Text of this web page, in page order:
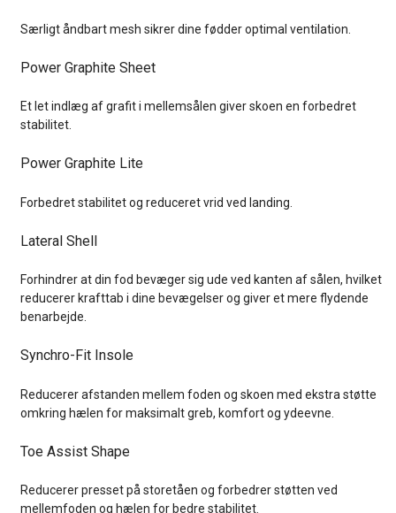
Særligt åndbart mesh sikrer dine fødder optimal ventilation.
Power Graphite Sheet
Et let indlæg af grafit i mellemsålen giver skoen en forbedret
stabilitet.
Power Graphite Lite
Forbedret stabilitet og reduceret vrid ved landing.
Lateral Shell
Forhindrer at din fod bevæger sig ude ved kanten af sålen, hvilket
reducerer krafttab i dine bevægelser og giver et mere flydende
benarbejde.
Synchro-Fit Insole
Reducerer afstanden mellem foden og skoen med ekstra støtte
omkring hælen for maksimalt greb, komfort og ydeevne.
Toe Assist Shape
Reducerer presset på storetåen og forbedrer støtten ved
mellemfoden og hælen for bedre stabilitet.